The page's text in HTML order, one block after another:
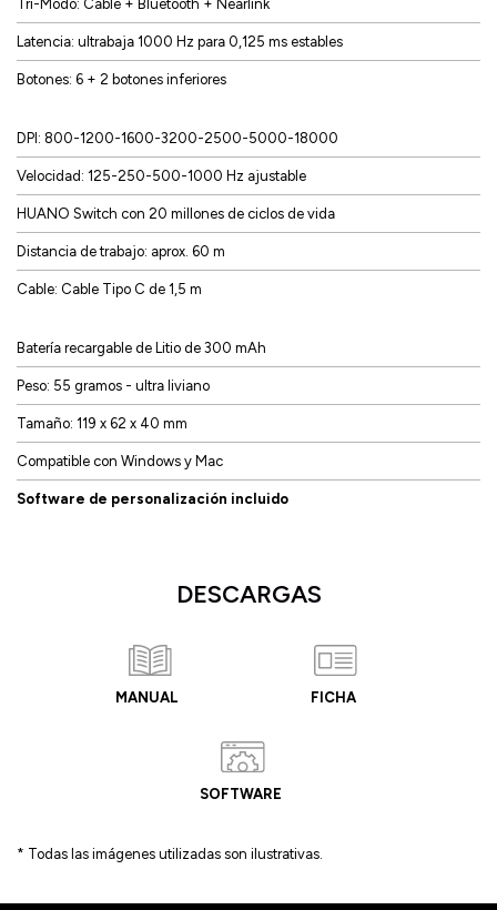
Tri-Modo: Cable + Bluetooth + Nearlink
Latencia: ultrabaja 1000 Hz para 0,125 ms estables
Botones: 6 + 2 botones inferiores
DPI: 800-1200-1600-3200-2500-5000-18000
Velocidad: 125-250-500-1000 Hz ajustable
HUANO Switch con 20 millones de ciclos de vida
Distancia de trabajo: aprox. 60 m
Cable: Cable Tipo C de 1,5 m
Batería recargable de Litio de 300 mAh
Peso: 55 gramos - ultra liviano
Tamaño: 119 x 62 x 40 mm
Compatible con Windows y Mac
Software de personalización incluido
DESCARGAS
MANUAL FICHA
SOFTWARE
* Todas las imágenes utilizadas son ilustrativas.